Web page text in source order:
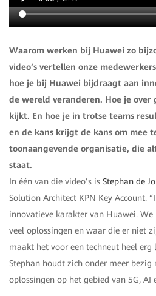
Waarom werken bij Huawei zo
video’s vertellen onze
hoe je bij Huawei bijdraagt aan
de wereld veranderen. Hoe je
kijkt. En hoe je in trotse teams
en de kans krijgt de kans om mee
toonaangevende organisatie, die
staat.
In één van die video’s is Stephan de
Solution Architect KPN Key Account.
innovatieve karakter van Huawei.
veel oplossingen en waar die er niet
maakt het voor een techneut heel erg
Stephan houdt zich onder meer
oplossingen op het gebied van 5G, AI